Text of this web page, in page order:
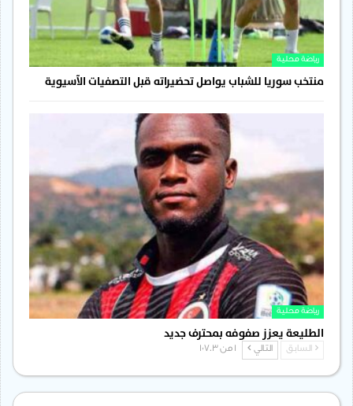
رياضة محلية
منتخب سوريا للشباب يواصل تحضيراته قبل التصفيات الآسيوية
رياضة محلية
الطليعة يعزز صفوفه بمحترف جديد
السابق التالي